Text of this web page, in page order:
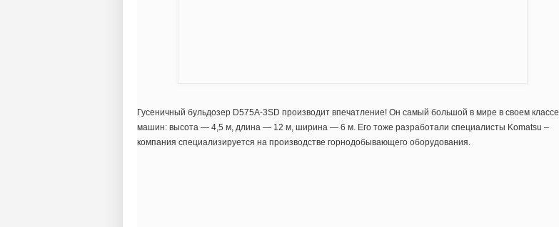
Гусеничный бульдозер D575A-3SD производит впечатление! Он самый большой в мире в своем классе
машин: высота — 4,5 м, длина — 12 м, ширина — 6 м. Его тоже разработали специалисты Komatsu –
компания специализируется на производстве горнодобывающего оборудования.